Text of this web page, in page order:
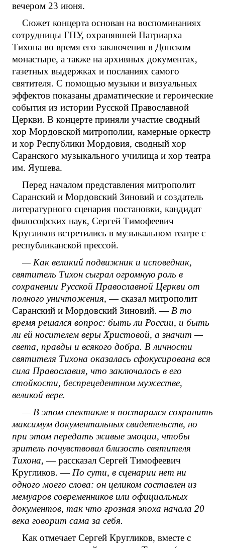
вечером 23 июня.
Сюжет концерта основан на воспоминаниях
сотрудницы ГПУ, охранявшей Патриарха
Тихона во время его заключения в Донском
монастыре, а также на архивных документах,
газетных выдержках и посланиях самого
святителя. С помощью музыки и визуальных
эффектов показаны драматические и героические
события из истории Русской Православной
Церкви. В концерте приняли участие сводный
хор Мордовской митрополии, камерные оркестр
и хор Республики Мордовия, сводный хор
Саранского музыкального училища и хор театра
им. Яушева.
Перед началом представления митрополит
Саранский и Мордовский Зиновий и создатель
литературного сценария постановки, кандидат
философских наук, Сергей Тимофеевич
Кругликов встретились в музыкальном театре с
республиканской прессой.
— Как великий подвижник и исповедник,
святитель Тихон сыграл огромную роль в
сохранении Русской Православной Церкви от
полного уничтожения,— сказал митрополит
Саранский и Мордовский Зиновий. —В то
время решался вопрос: быть ли России, и быть
ли ей носителем веры Христовой, а значит —
света, правды и всякого добра. В личности
святителя Тихона оказалась сфокусирована вся
сила Православия, что заключалось в его
стойкости, беспрецедентном мужестве,
великой вере.
— В этом спектакле я постарался сохранить
максимум документальных свидетельств, но
при этом передать живые эмоции, чтобы
зритель почувствовал близость святителя
Тихона, — рассказал Сергей Тимофеевич
Кругликов. —По сути, в сценарии нет ни
одного моего слова: он целиком составлен из
мемуаров современников или официальных
документов, так что грозная эпоха начала 20
века говорит сама за себя.
Как отмечает Сергей Кругликов, вместе с